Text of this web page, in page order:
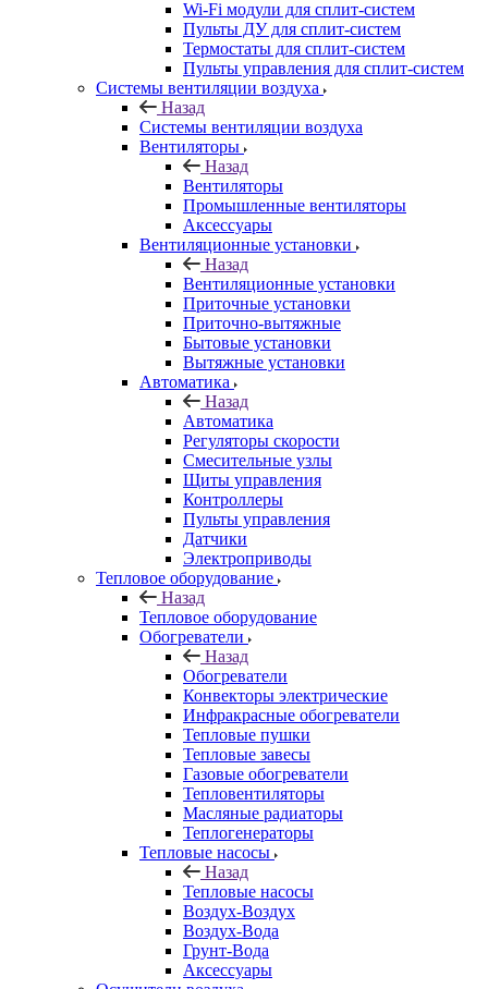
Wi-Fi модули для сплит-систем
Пульты ДУ для сплит-систем
Термостаты для сплит-систем
Пульты управления для сплит-систем
Системы вентиляции воздуха
Назад
Системы вентиляции воздуха
Вентиляторы
Назад
Вентиляторы
Промышленные вентиляторы
Аксессуары
Вентиляционные установки
Назад
Вентиляционные установки
Приточные установки
Приточно-вытяжные
Бытовые установки
Вытяжные установки
Автоматика
Назад
Автоматика
Регуляторы скорости
Смесительные узлы
Щиты управления
Контроллеры
Пульты управления
Датчики
Электроприводы
Тепловое оборудование
Назад
Тепловое оборудование
Обогреватели
Назад
Обогреватели
Конвекторы электрические
Инфракрасные обогреватели
Тепловые пушки
Тепловые завесы
Газовые обогреватели
Тепловентиляторы
Масляные радиаторы
Теплогенераторы
Тепловые насосы
Назад
Тепловые насосы
Воздух-Воздух
Воздух-Вода
Грунт-Вода
Аксессуары